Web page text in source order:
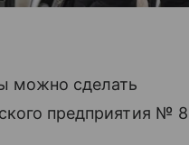
можно сделать
предприятия №